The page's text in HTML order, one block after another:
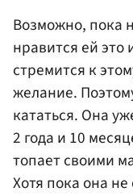
Возможно, пока
нравится ей
стремится к
желание.
кататься. Она
2 года и 10
топает своими
Хотя пока она не